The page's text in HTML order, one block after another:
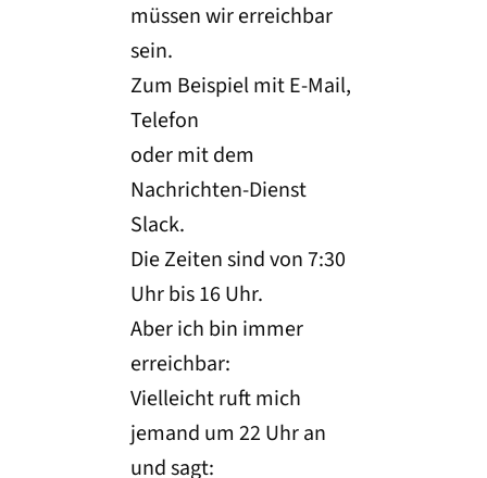
müssen wir erreichbar
sein.
Zum Beispiel mit E-Mail,
Telefon
oder mit dem
Nachrichten-Dienst
Slack.
Die Zeiten sind von 7:30
Uhr bis 16 Uhr.
Aber ich bin immer
erreichbar:
Vielleicht ruft mich
jemand um 22 Uhr an
und sagt: